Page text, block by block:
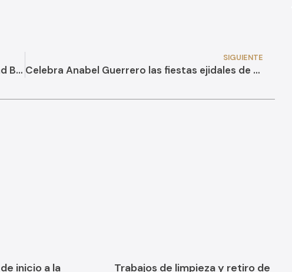
También festejamos a pacientes de la Unidad Básica de Rehabilitación y Psicología
SIGUIENTE
Celebra Anabel Guerrero las fiestas ejidales de San José de Costilla
inicio a la
Trabajos de limpieza y retiro de